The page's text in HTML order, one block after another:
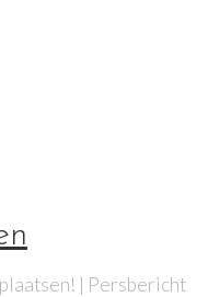
| Persbericht